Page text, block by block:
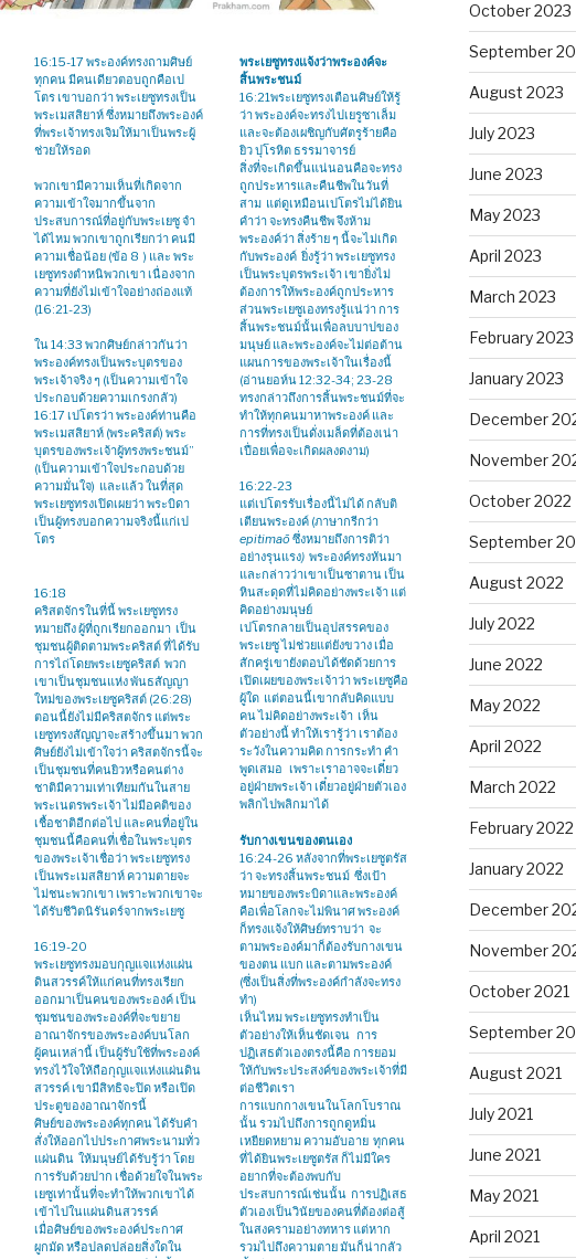
16:15-17 พระองค์ทรงถามศิษย์
ทุกคน มีคนเดียวตอบถูกคือเป
โตร เขาบอกว่า พระเยซูทรงเป็น
พระเมสสิยาห์ ซึ่งหมายถึงพระองค์
ที่พระเจ้าทรงเจิมให้มาเป็นพระผู้
ช่วยให้รอด
พวกเขามีความเห็นที่เกิดจาก
ความเข้าใจมากขึ้นจาก
ประสบการณ์ที่อยู่กับพระเยซู จำ
ได้ไหม พวกเขาถูกเรียกว่า คนมี
ความเชื่อน้อย (ข้อ 8 ) และ พระ
เยซูทรงตำหนิพวกเขา เนื่องจาก
ความที่ยังไม่เข้าใจอย่างถ่องแท้
(16:21-23)
ใน 14:33 พวกศิษย์กล่าวกันว่า
พระองค์ทรงเป็นพระบุตรของ
พระเจ้าจริง ๆ (เป็นความเข้าใจ
ประกอบด้วยความเกรงกลัว)
16:17 เปโตรว่า พระองค์ท่านคือ
พระเมสสิยาห์ (พระคริสต์) พระ
บุตรของพระเจ้าผู้ทรงพระชนม์”
(เป็นความเข้าใจประกอบด้วย
ความมั่นใจ) และแล้ว ในที่สุด
พระเยซูทรงเปิดเผยว่า พระบิดา
เป็นผู้ทรงบอกความจริงนี้แก่เป
โตร
16:18
คริสตจักรในที่นี้ พระเยซูทรง
หมายถึง ผู้ที่ถูกเรียกออกมา เป็น
ชุมชนผู้ติดตามพระคริสต์ ที่ได้รับ
การไถ่โดยพระเยซูคริสต์ พวก
เขาเป็นชุมชนแห่ง พันธสัญญา
ใหม่ของพระเยซูคริสต์ (26:28)
ตอนนี้ยังไม่มีคริสตจักร แต่พระ
เยซูทรงสัญญาจะสร้างขึ้นมา พวก
ศิษย์ยังไม่เข้าใจว่า คริสตจักรนี้จะ
เป็นชุมชนที่คนยิวหรือคนต่าง
ชาติมีความเท่าเทียมกันในสาย
พระเนตรพระเจ้า ไม่มีอคติของ
เชื้อชาติอีกต่อไป และคนที่อยู่ใน
ชุมชนนี้คือคนที่เชื่อในพระบุตร
ของพระเจ้าเชื่อว่า พระเยซูทรง
เป็นพระเมสสิยาห์ ความตายจะ
ไม่ชนะพวกเขา เพราะพวกเขาจะ
ได้รับชีวิตนิรันดร์จากพระเยซู
16:19-20
พระเยซูทรงมอบกุญแจแห่งแผ่น
ดินสวรรค์ให้แก่คนที่ทรงเรียก
ออกมาเป็นคนของพระองค์ เป็น
ชุมชนของพระองค์ที่จะขยาย
อาณาจักรของพระองค์บนโลก
ผู้คนเหล่านี้ เป็นผู้รับใช้ที่พระองค์
ทรงไว้ใจให้ถือกุญแจแห่งแผ่นดิน
สวรรค์ เขามีสิทธิจะปิด หรือเปิด
ประตูของอาณาจักรนี้
ศิษย์ของพระองค์ทุกคน ได้รับคำ
สั่งให้ออกไปประกาศพระนามทั่ว
แผ่นดิน ให้มนุษย์ได้รับรู้ว่า โดย
การรับด้วยปาก เชื่อด้วยใจในพระ
เยซูเท่านั้นที่จะทำให้พวกเขาได้
เข้าไปในแผ่นดินสวรรค์
เมื่อศิษย์ของพระองค์ประกาศ
ผูกมัด หรือปลดปล่อยสิ่งใดใน
พระเยซูทรงแจ้งว่าพระองค์จะ
สิ้นพระชนม์
16:21พระเยซูทรงเตือนศิษย์ให้รู้
ว่า พระองค์จะทรงไปเยรูซาเล็ม
และจะต้องเผชิญกับศัตรูร้ายคือ
ยิว ปุโรหิต ธรรมาจารย์
สิ่งที่จะเกิดขึ้นแน่นอนคือจะทรง
ถูกประหารและคืนชีพในวันที่
สาม แต่ดูเหมือนเปโตรไม่ได้ยิน
คำว่า จะทรงคืนชีพ จึงห้าม
พระองค์ว่า สิ่งร้าย ๆ นี้จะไม่เกิด
กับพระองค์ ยิ่งรู้ว่า พระเยซูทรง
เป็นพระบุตรพระเจ้า เขายิ่งไม่
ต้องการให้พระองค์ถูกประหาร
ส่วนพระเยซูเองทรงรู้แน่ว่า การ
สิ้นพระชนม์นั้นเพื่อลบบาปของ
มนุษย์ และพระองค์จะไม่ต่อต้าน
แผนการของพระเจ้าในเรื่องนี้
(อ่านยอห์น 12:32-34; 23-28
ทรงกล่าวถึงการสิ้นพระชนม์ที่จะ
ทำให้ทุกคนมาหาพระองค์ และ
การที่ทรงเป็นดั่งเมล็ดที่ต้องเน่า
เปื่อยเพื่อจะเกิดผลงดงาม)
16:22-23
แต่เปโตรรับเรื่องนี้ไม่ได้ กลับติ
เตียนพระองค์ (ภาษากรีกว่า
epitimaō ซึ่งหมายถึงการติว่า
อย่างรุนแรง)พระองค์ทรงหันมา
และกล่าวว่าเขาเป็นซาตาน เป็น
หินสะดุดที่ไม่คิดอย่างพระเจ้า แต่
คิดอย่างมนุษย์
เปโตรกลายเป็นอุปสรรคของ
พระเยซู ไม่ช่วยแต่ยังขวาง เมื่อ
สักครู่เขายังตอบได้ชัดด้วยการ
เปิดเผยของพระเจ้าว่า พระเยซูคือ
ผู้ใด แต่ตอนนี้เขากลับคิดแบบ
คน ไม่คิดอย่างพระเจ้า เห็น
ตัวอย่างนี้ ทำให้เรารู้ว่า เราต้อง
ระวังในความคิด การกระทำ คำ
พูดเสมอ เพราะเราอาจจะเดี๋ยว
อยู่ฝ่ายพระเจ้า เดี๋ยวอยู่ฝ่ายตัวเอง
พลิกไปพลิกมาได้
รับกางเขนของตนเอง
16:24-26 หลังจากที่พระเยซูตรัส
ว่า จะทรงสิ้นพระชนม์ ซึ่งเป้า
หมายของพระบิดาและพระองค์
คือเพื่อโลกจะไม่พินาศ พระองค์
ก็ทรงแจ้งให้ศิษย์ทราบว่า จะ
ตามพระองค์มาก็ต้องรับกางเขน
ของตน แบก และตามพระองค์
(ซึ่งเป็นสิ่งที่พระองค์กำลังจะทรง
ทำ)
เห็นไหม พระเยซูทรงทำเป็น
ตัวอย่างให้เห็นชัดเจน การ
ปฏิเสธตัวเองตรงนี้คือ การยอม
ให้กับพระประสงค์ของพระเจ้าที่มี
ต่อชีวิตเรา
การแบกกางเขนในโลกโบราณ
นั้น รวมไปถึงการถูกดูหมิ่น
เหยียดหยาม ความอับอาย ทุกคน
ที่ได้ยินพระเยซูตรัส ก็ไม่มีใคร
อยากที่จะต้องพบกับ
ประสบการณ์เช่นนั้น การปฏิเสธ
ตัวเองเป็นวินัยของคนที่ต้องต่อสู้
ในสงครามอย่างทหาร แต่หาก
รวมไปถึงความตาย มันก็น่ากลัว
October 2023
September
August 2023
July 2023
June 2023
May 2023
April 2023
March 2023
February 2023
January 2023
December
November
October 2022
September
August 2022
July 2022
June 2022
May 2022
April 2022
March 2022
February 2022
January 2022
December
November
October 2021
September
August 2021
July 2021
June 2021
May 2021
April 2021